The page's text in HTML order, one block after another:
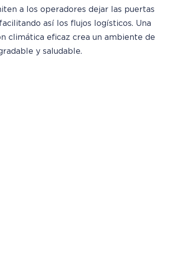
a los operadores dejar las puertas
así los flujos logísticos. Una
climática eficaz crea un ambiente de
y saludable.